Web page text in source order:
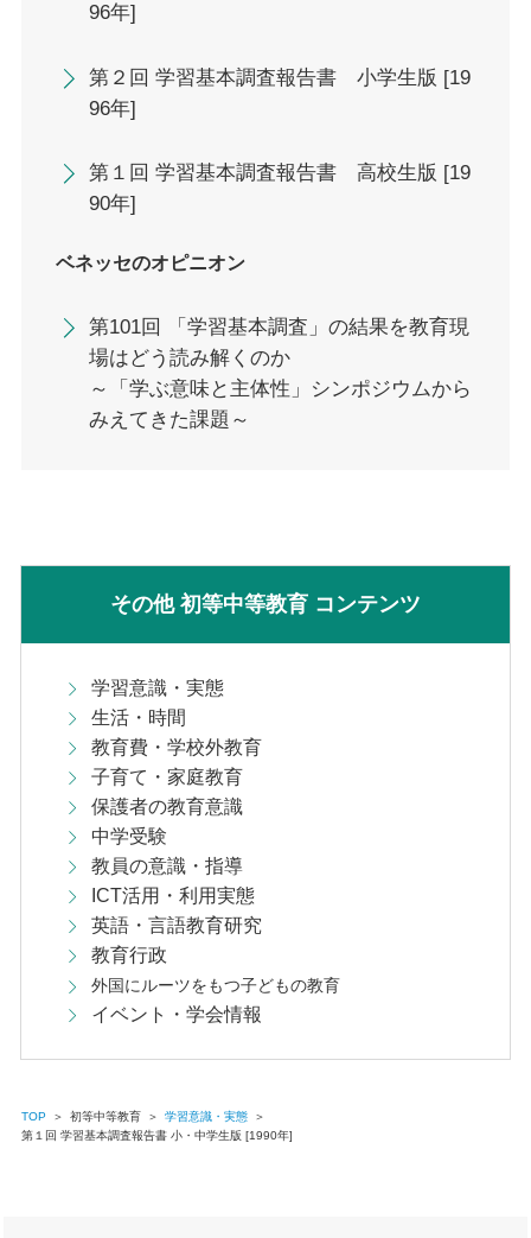
96年]
第２回 学習基本調査報告書 小学生版 [19
96年]
第１回 学習基本調査報告書 高校生版 [19
90年]
ベネッセのオピニオン
第101回 「学習基本調査」の結果を教育現
場はどう読み解くのか
～「学ぶ意味と主体性」シンポジウムから
みえてきた課題～
その他 初等中等教育 コンテンツ
学習意識・実態
生活・時間
教育費・学校外教育
子育て・家庭教育
保護者の教育意識
中学受験
教員の意識・指導
ICT活用・利用実態
英語・言語教育研究
教育行政
外国にルーツをもつ子どもの教育
イベント・学会情報
TOP ＞ 初等中等教育 ＞ 学習意識・実態
＞
第１回 学習基本調査報告書 小・中学生版 [1990年]